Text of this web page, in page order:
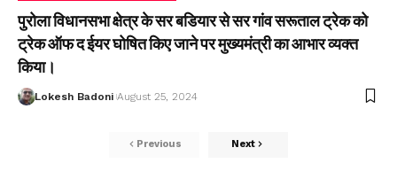
पुरोला विधानसभा क्षेत्र के सर बडियार से सर गांव सरूताल ट्रेक को
ट्रेक ऑफ द ईयर घोषित किए जाने पर मुख्यमंत्री का आभार व्यक्त
किया।
Lokesh Badoni August 25, 2024
Previous Next